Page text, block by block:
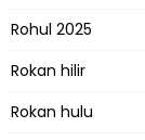
Rohul 2025
Rokan hilir
Rokan hulu